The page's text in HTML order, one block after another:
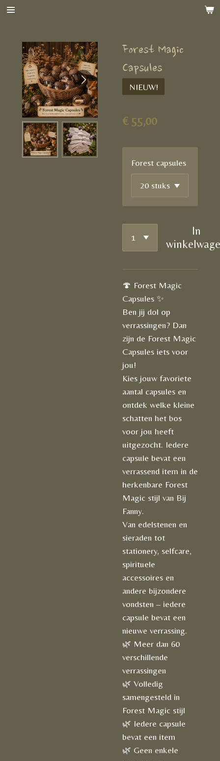
Ga
hoofdinhoud
Forest Magic
Capsules
NIEUW!
€ 55,00
Forest capsules
In
🍄 Forest Magic
Capsules ✨
Ben jij dol op
verrassingen? Dan
zijn de Forest Magic
Capsules iets voor
jou!
Kies jouw favoriete
aantal capsules en
ontdek welke kleine
schatten het bos
voor jou heeft
uitgezocht. Iedere
capsule bevat een
verrassend item in de
herkenbare Forest
Magic stijl van Bij
Fanny.
Van edelstenen en
sieraden tot
stationery, selfcare,
spirituele
accessoires en
andere bijzondere
vondsten – iedere
capsule bevat een
nieuwe verrassing.
🌿 Meer dan 60
verschillende
verrassingen
🌿 Volledig
samengesteld in
Forest Magic stijl
🌿 Iedere capsule
bevat een item
🌿 Geen enkele